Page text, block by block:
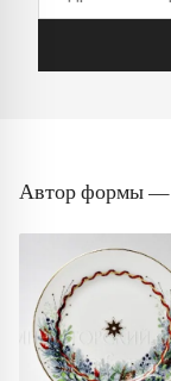
Автор формы